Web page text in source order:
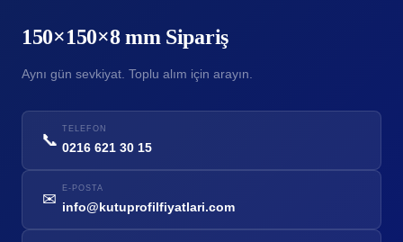
150×150×8 mm Sipariş
Aynı gün sevkiyat. Toplu alım için arayın.
📞
TELEFON
0216 621 30 15
✉
E-POSTA
info@kutuprofilfiyatlari.com